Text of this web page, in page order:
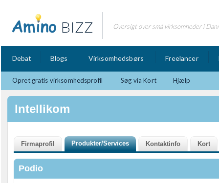
BIZZ Oversigt over små virksomheder i
Debat Blogs Virksomhedsbørs Freelancer
Opret gratis virksomhedsprofil Søg via Kort Hjælp
Intellikom
Podio